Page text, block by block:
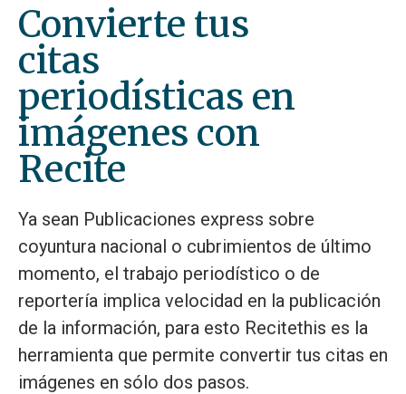
Convierte tus
citas
periodísticas en
imágenes con
Recite
Ya sean Publicaciones express sobre
coyuntura nacional o cubrimientos de último
momento, el trabajo periodístico o de
reportería implica velocidad en la publicación
de la información, para esto Recitethis es la
herramienta que permite convertir tus citas en
imágenes en sólo dos pasos.